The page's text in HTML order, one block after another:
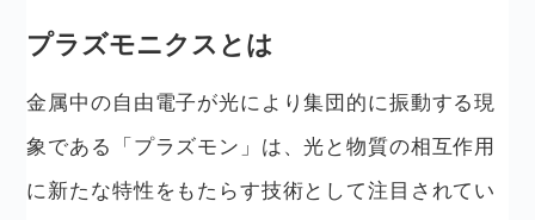
プラズモニクスとは
金属中の自由電子が光により集団的に振動する現
象である「プラズモン」は、光と物質の相互作用
に新たな特性をもたらす技術として注目されてい